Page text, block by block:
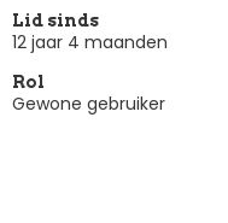
Lid sinds
12 jaar 4 maanden
Rol
Gewone gebruiker